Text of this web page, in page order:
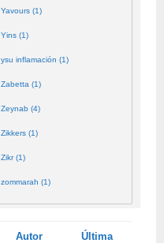
Yavours (1)
Yins (1)
ysu inflamación (1)
Zabetta (1)
Zeynab (4)
Zikkers (1)
Zikr (1)
zommarah (1)
Autor
Última